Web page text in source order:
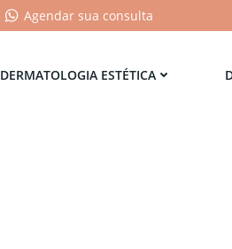
Agendar sua consulta
DERMATOLOGIA ESTÉTICA